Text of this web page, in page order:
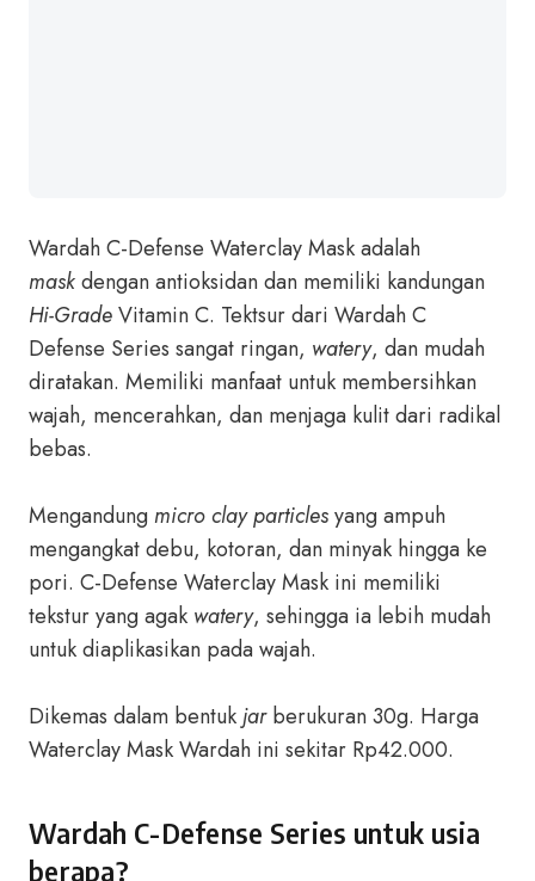
Wardah C-Defense Waterclay Mask adalah
maskdengan antioksidan dan memiliki kandungan
Hi-GradeVitamin C. Tektsur dari Wardah C
Defense Series sangat ringan, watery, dan mudah
diratakan. Memiliki manfaat untuk membersihkan
wajah, mencerahkan, dan menjaga kulit dari radikal
bebas.
Mengandungmicro clay particlesyang ampuh
mengangkat debu, kotoran, dan minyak hingga ke
pori. C-Defense Waterclay Mask ini memiliki
tekstur yang agak watery, sehingga ia lebih mudah
untuk diaplikasikan pada wajah.
Dikemas dalam bentukjarberukuran 30g. Harga
Waterclay Mask Wardah ini sekitar Rp42.000.
Wardah C-Defense Series untuk usia
berapa?